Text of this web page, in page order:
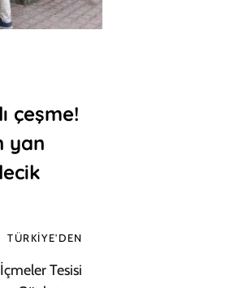
çeşme!
yan
TÜRKIYE'DEN
Tesisi